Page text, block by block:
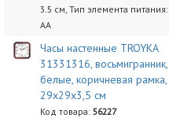
3.5 см, Тип элемента питания:
AA
Часы настенные TROYKA
31331316, восьмигранник,
белые, коричневая рамка,
29х29х3,5 см
Код товара: 56227